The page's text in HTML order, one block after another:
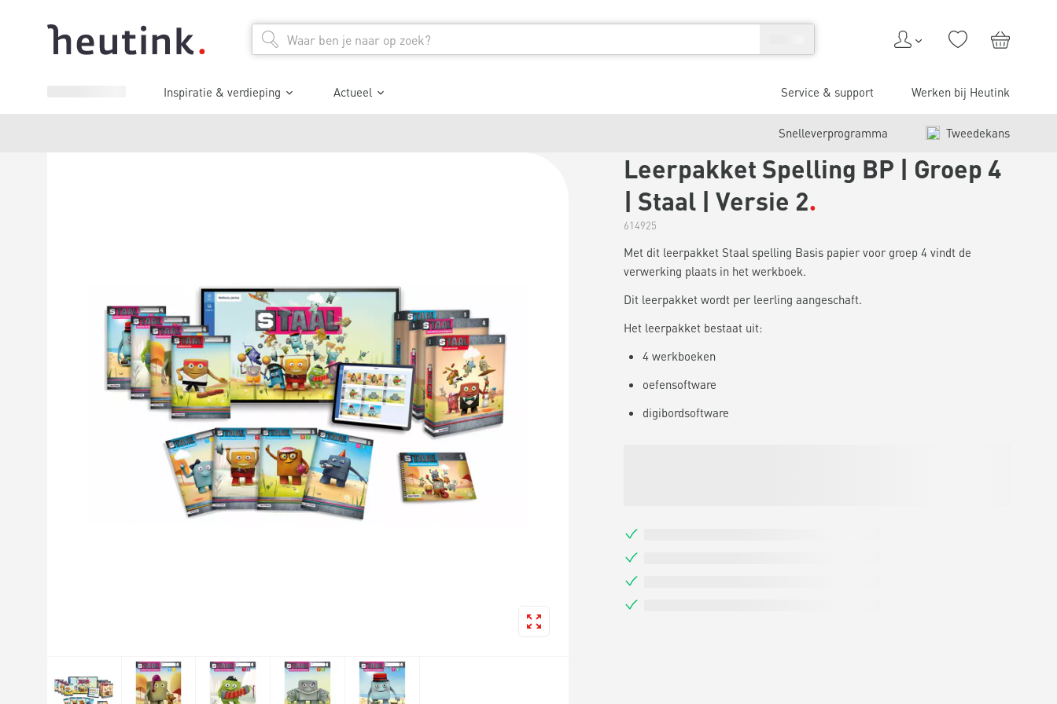
Inspiratie & verdieping Actueel Service & support Werken bij Heutink
Snelleverprogramma Tweedekans
Leerpakket Spelling BP | Groep 4
| Staal | Versie 2
614925
Met dit leerpakket Staal spelling Basis papier voor groep 4 vindt de
verwerking plaats in het werkboek.
Dit leerpakket wordt per leerling aangeschaft.
Het leerpakket bestaat uit:
4 werkboeken
oefensoftware
digibordsoftware